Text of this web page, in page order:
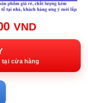
VND
hiện
tại cửa hàng